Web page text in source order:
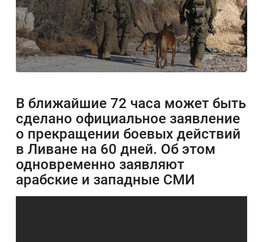
В ближайшие 72 часа может быть
сделано официальное заявление
о прекращении боевых действий
в Ливане на 60 дней. Об этом
одновременно заявляют
арабские и западные СМИ